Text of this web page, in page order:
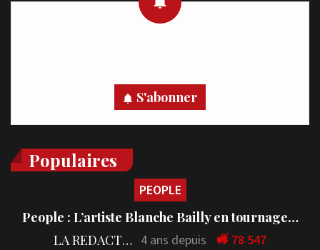
S'abonner
Populaires
PEOPLE
People : L’artiste Blanche Bailly en tournage…
LA REDACTION 4 ans depuis 78 547